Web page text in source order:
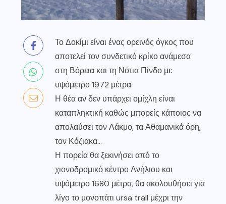
Το Δοκίμι είναι ένας ορεινός όγκος που
αποτελεί τον συνδετικό κρίκο ανάμεσα
στη Βόρεια και τη Νότια Πίνδο με
υψόμετρο 1972 μέτρα.
Η θέα αν δεν υπάρχει ομίχλη είναι
καταπληκτική καθώς μπορείς κάποιος να
απολαύσει τον Λάκμο, τα Αθαμανικά όρη,
τον Κόζιακα…
Η πορεία θα ξεκινήσει από το
χιονοδρομικό κέντρο Ανήλιου και
υψόμετρο 1680 μέτρα, θα ακολουθήσει για
λίγο το μονοπάτι ursa trail μέχρι την